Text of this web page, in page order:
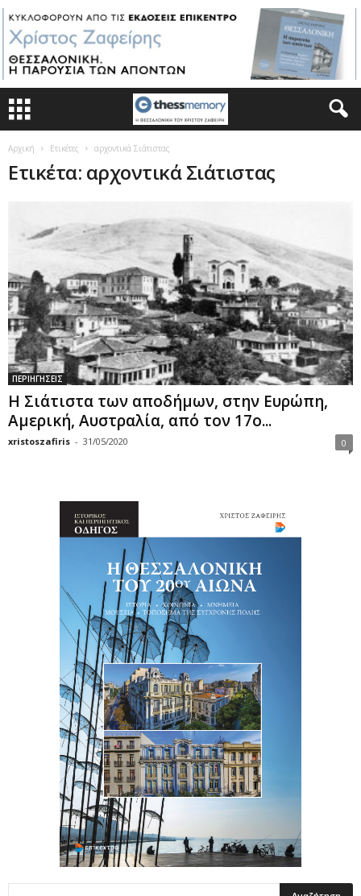
Αρχική Ετικέτες αρχοντικά Σιάτιστας
Ετικέτα: αρχοντικά Σιάτιστας
ΠΕΡΙΗΓΗΣΕΙΣ
H Σιάτιστα των αποδήμων, στην Ευρώπη,
Αμερική, Αυστραλία, από τον 17ο...
xristoszafiris - 31/05/2020 0